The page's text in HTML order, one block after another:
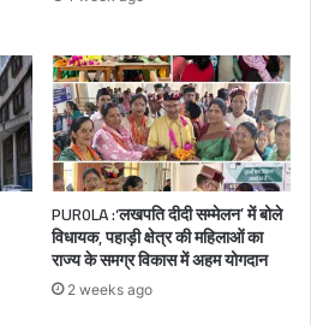
PUR0LA :‘लखपति दीदी सम्मेलन’ में बोले
विधायक, पहाड़ी क्षेत्र की महिलाओं का
राज्य के समग्र विकास में अहम योगदान
2 weeks ago